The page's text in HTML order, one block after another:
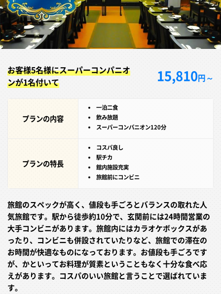
お客様5名様にスーパーコンパニオ
ンが1名付いて
15,810円～
プランの内容
一泊二食
飲み放題
スーパーコンパニオン120分
プランの特長
コスパ良し
駅チカ
館内施設充実
旅館前にコンビニ
旅館のスペックが高く、値段も手ごろとバランスの取れた人
気旅館です。駅から徒歩約10分で、玄関前には24時間営業の
大手コンビニがあります。旅館内にはカラオケボックスがあ
ったり、コンビニも併設されていたりなど、旅館での滞在の
お時間が快適なものになっております。お値段も手ごろです
が、かといってお料理が質素ということもなく十分な食べ応
えがあります。コスパのいい旅館と言うことで選ばれていま
す。